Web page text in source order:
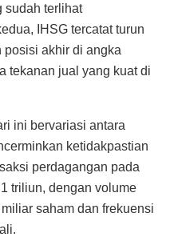
sudah terlihat
IHSG tercatat turun
posisi akhir di angka
tekanan jual yang kuat di
ini bervariasi antara
ketidakpastian
perdagangan pada
triliun, dengan volume
saham dan frekuensi